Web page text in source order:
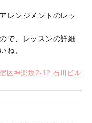
レンジメントのレッ
で、レッスンの詳細
ね。
区神楽坂2-12 石川ビル